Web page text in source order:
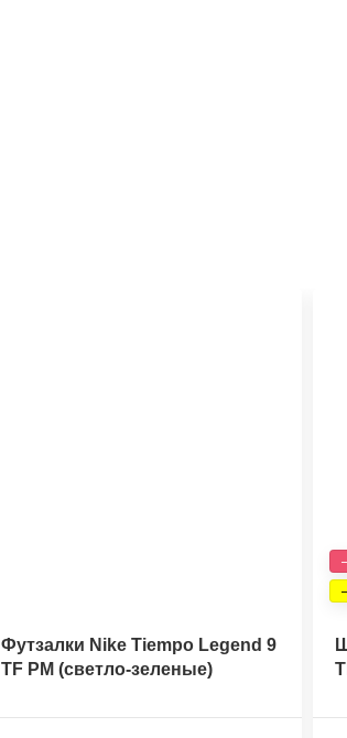
Футзалки Nike Tiempo Legend 9
TF PM (светло-зеленые)